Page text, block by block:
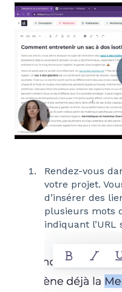
Rendez-vous
votre projet.
d’insérer des
plusieurs mots
indiquant l’URL